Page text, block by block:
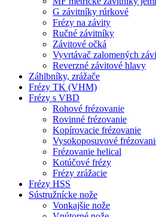
G závitníky rúrkové
Frézy na závity
Ručné závitníky
Závitové očká
Vyvrtávač zalomených
Reverzné závitové hlavy
Záhlbníky, zrážače
Frézy TK (VHM)
Frézy s VBD
Rohové frézovanie
Rovinné frézovanie
Kopírovacie frézovanie
Vysokoposuvové
Frézovanie helical
Kotúčové frézy
Frézy zrážacie
Frézy HSS
Sústružnícke nože
Vonkajšie nože